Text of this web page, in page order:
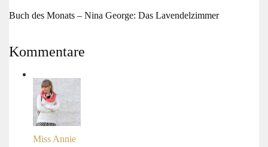
Buch des Monats – Nina George: Das Lavendelzimmer
Kommentare
Miss Annie